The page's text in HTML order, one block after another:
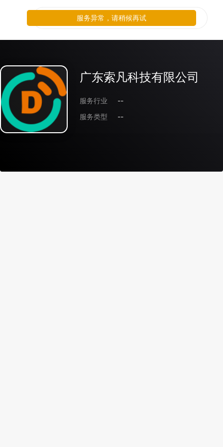
广东索凡科技有限公司
服务行业
--
服务类型
--
服务异常，请稍候再试